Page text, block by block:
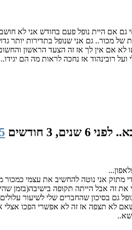
גם אם היית נופל פעם בחודש אני לא
מכור.. גם אני שנופל בתדירות יותר
לא אם אין לך אז זה הצעד הראשון
רובינהוד אז נחכה לראות מה הם יגידו..
לפני 6 שנים, 3 חודשים
מתוק אני נוטה להחשיב את עצמי כמכור
זה אבל הייתה תקופה בישיבה(בזמן
נופל גם בסיכון שהחברים שלי לשיעור
לא תצפה אז זה לא אפשרי הפכו